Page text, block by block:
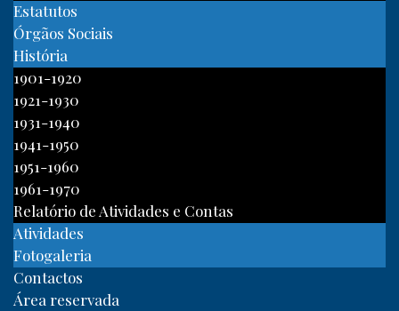
Estatutos
Órgãos Sociais
História
1901-1920
1921-1930
1931-1940
1941-1950
1951-1960
1961-1970
Relatório de Atividades e Contas
Atividades
Fotogaleria
Contactos
Área reservada